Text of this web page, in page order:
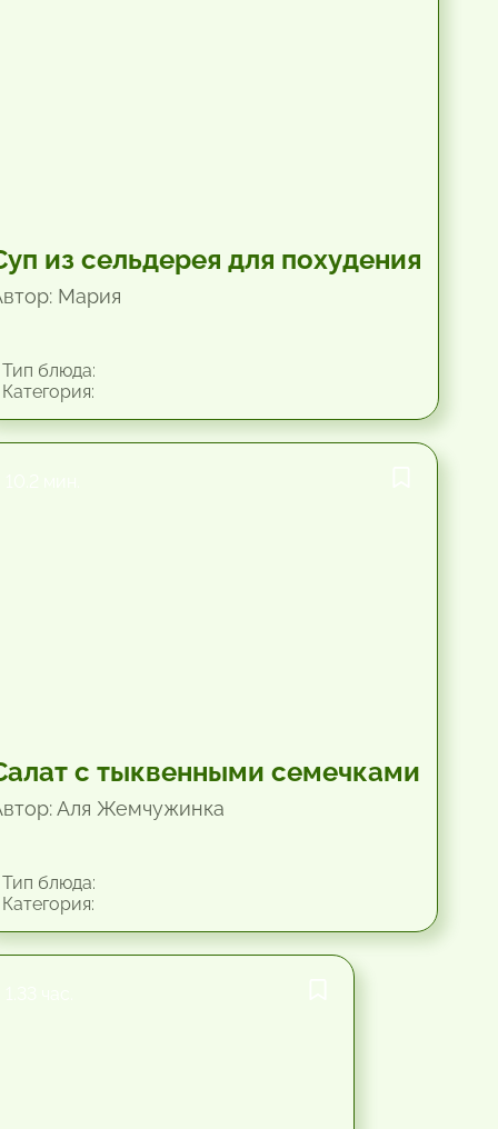
из сельдерея для похудения
Мария
блюда:
с тыквенными семечками
Аля Жемчужинка
блюда: